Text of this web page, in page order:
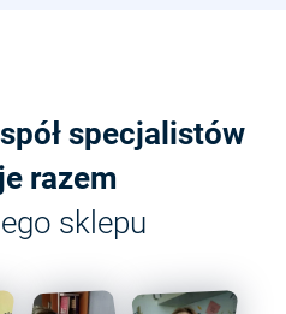
specjalistów
razem
sklepu